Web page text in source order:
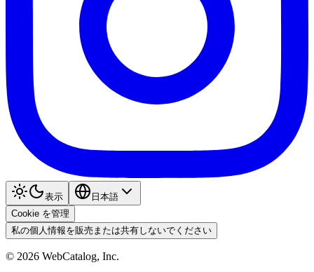
表示
日本語
Cookie を管理
私の個人情報を販売または共有しないでください
© 2026 WebCatalog, Inc.